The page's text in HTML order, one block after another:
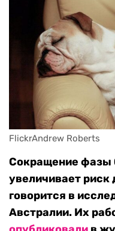
FlickrAndrew Roberts
Сокращение фазы
увеличивает
говорится в
Австралии. Их